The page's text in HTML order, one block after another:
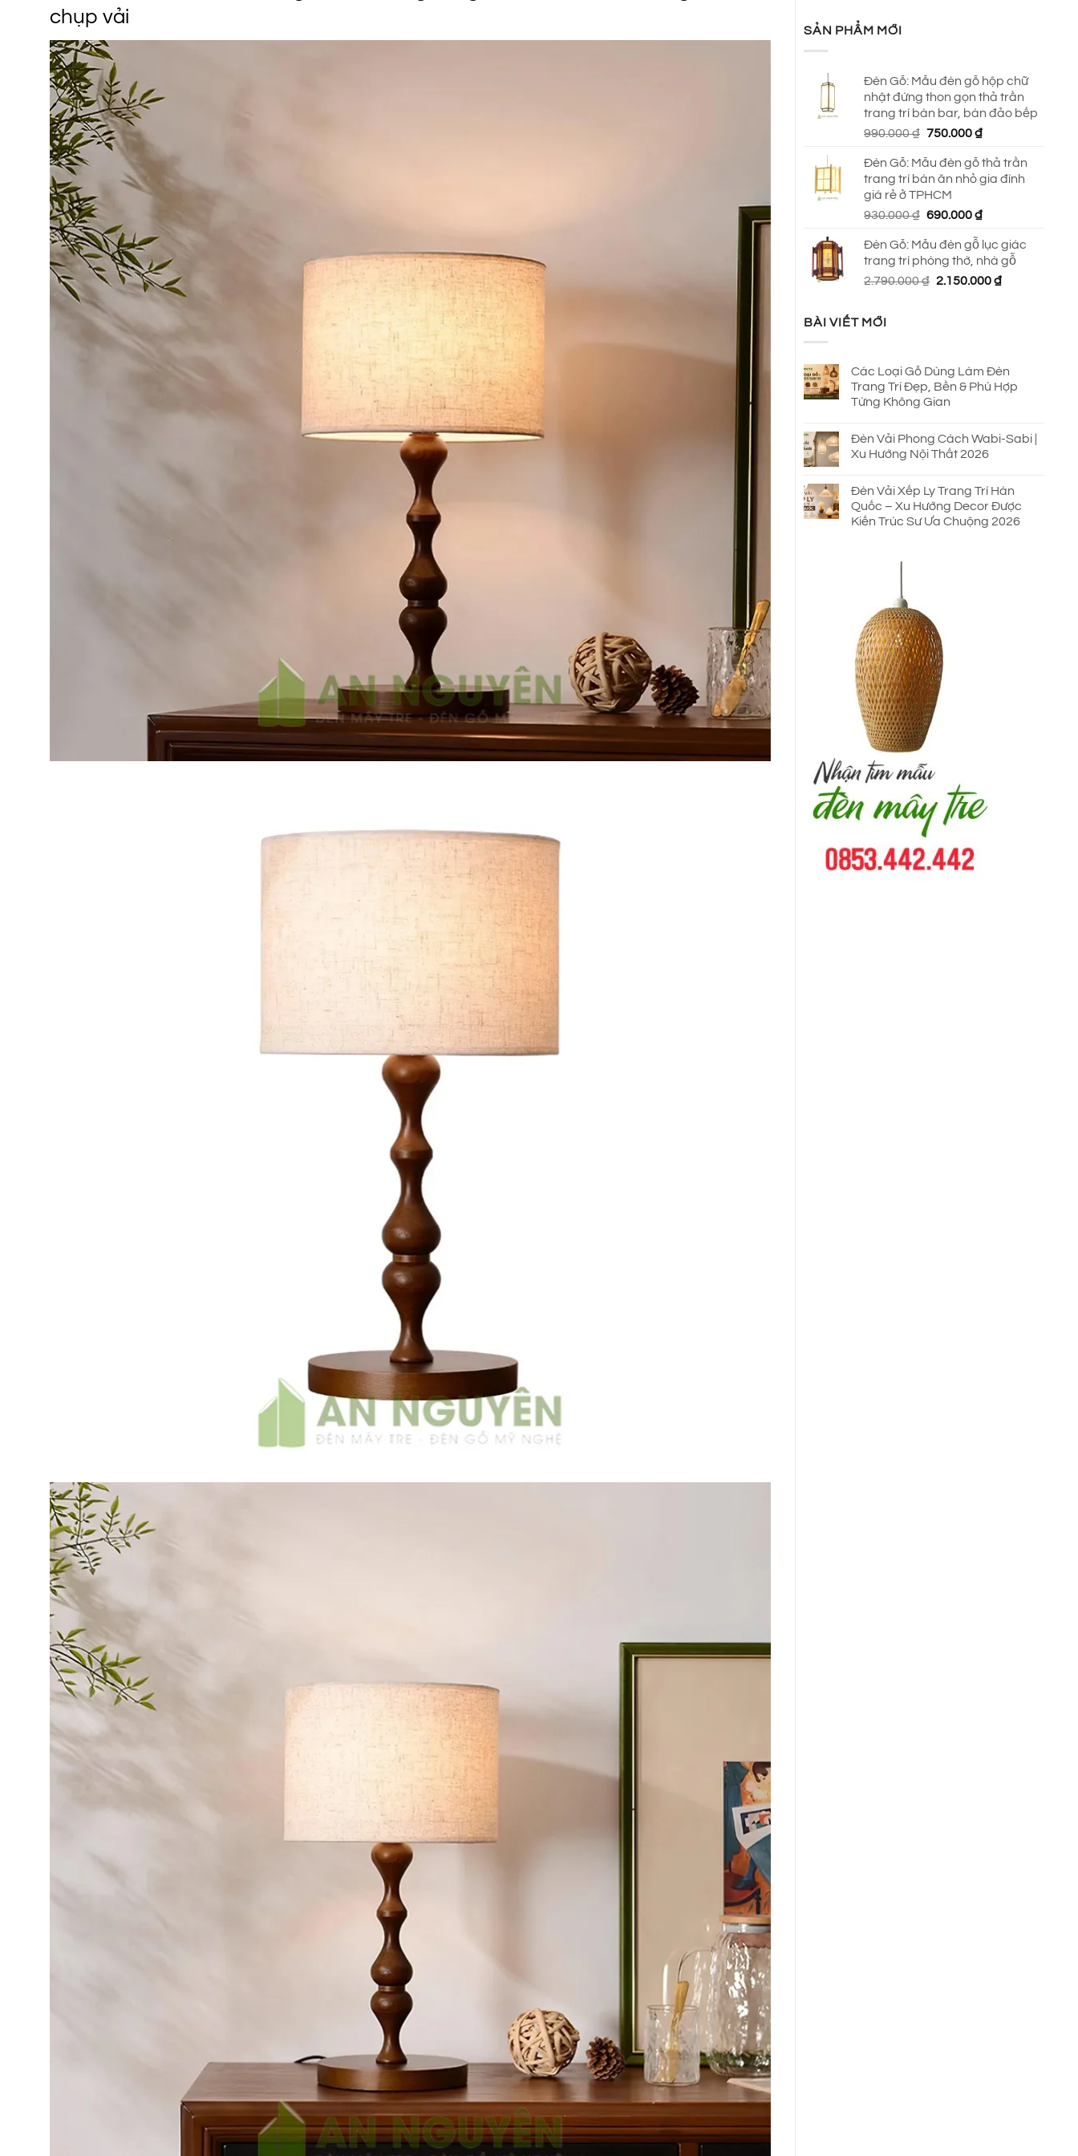
SẢN PHẨM MỚI
Đèn Gỗ: Mẫu đèn gỗ hộp chữ
nhật đứng thon gọn thả trần
trang trí bàn bar, bàn đảo bếp
990.000₫ Giá
là:
990.000 ₫.
750.000₫Giá
tại
là:
Đèn Gỗ: Mẫu đèn gỗ thả trần
trang trí bàn ăn nhỏ gia đình
giá rẻ ở TPHCM
930.000₫ Giá
là:
930.000 ₫.
690.000₫Giá
tại
là:
690.000 ₫.
Đèn Gỗ: Mẫu đèn gỗ lục giác
trang trí phòng thờ, nhà gỗ
2.790.000₫ Giá
2.150.000₫Giá
BÀI VIẾT MỚI
Các Loại Gỗ Dùng Làm Đèn
Trang Trí Đẹp, Bền & Phù Hợp
Từng Không Gian
Đèn Vải Phong Cách Wabi-Sabi |
Xu Hướng Nội Thất 2026
Đèn Vải Xếp Ly Trang Trí Hàn
Quốc – Xu Hướng Decor Được
Kiến Trúc Sư Ưa Chuộng 2026
chụp vải